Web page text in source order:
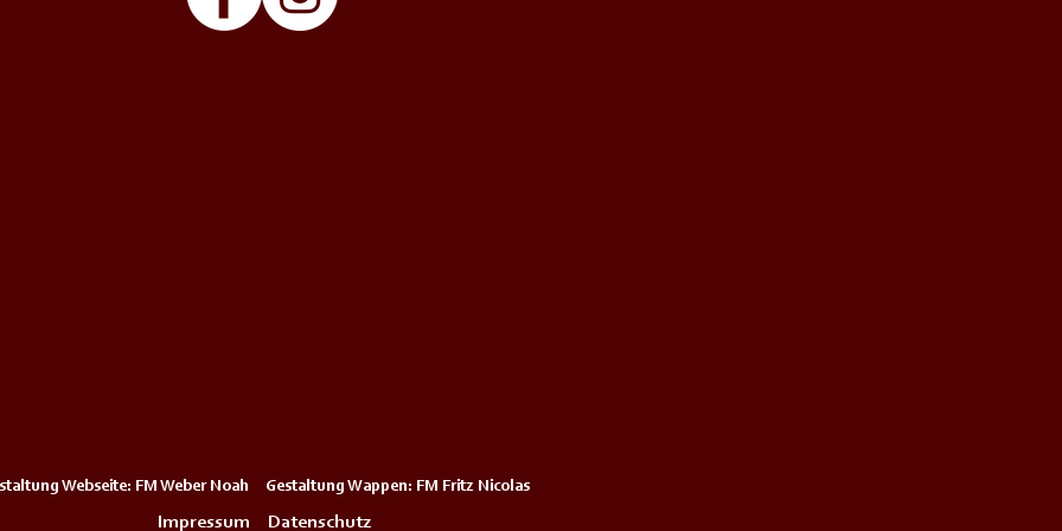
Webseite: FM Weber Noah Gestaltung Wappen: FM Fritz Nicolas
Impressum Datenschutz